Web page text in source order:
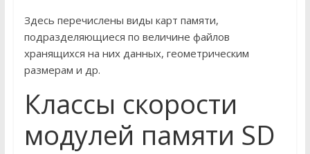
Здесь перечислены виды карт памяти,
подразделяющиеся по величине файлов
хранящихся на них данных, геометрическим
размерам и др.
Классы скорости
модулей памяти SD